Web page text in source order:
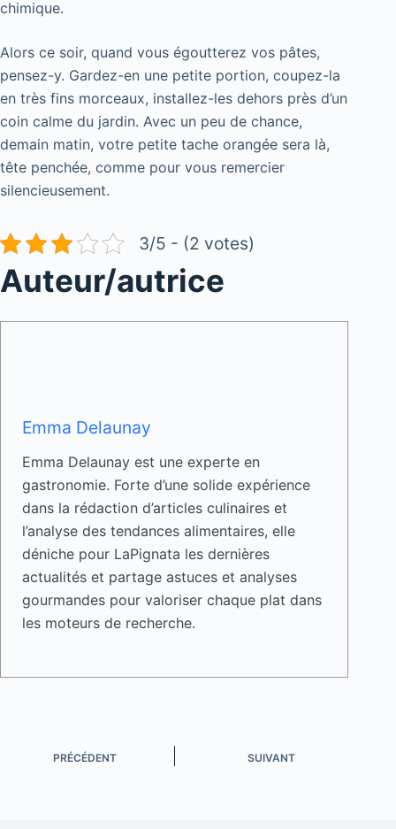
chimique.
Alors ce soir, quand vous égoutterez vos pâtes,
pensez-y. Gardez-en une petite portion, coupez-la
en très fins morceaux, installez-les dehors près d’un
coin calme du jardin. Avec un peu de chance,
demain matin, votre petite tache orangée sera là,
tête penchée, comme pour vous remercier
silencieusement.
3/5 - (2 votes)
Auteur/autrice
Emma Delaunay
Emma Delaunay est une experte en
gastronomie. Forte d’une solide expérience
dans la rédaction d’articles culinaires et
l’analyse des tendances alimentaires, elle
déniche pour LaPignata les dernières
actualités et partage astuces et analyses
gourmandes pour valoriser chaque plat dans
les moteurs de recherche.
PRÉCÉDENT SUIVANT